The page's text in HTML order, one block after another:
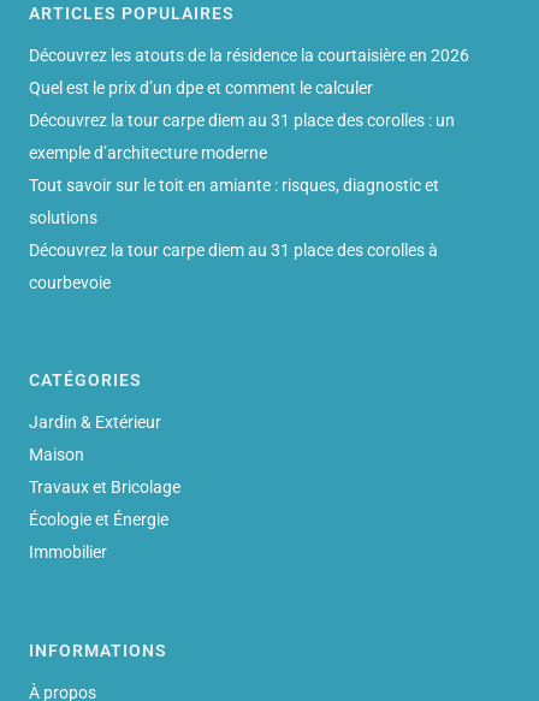
ARTICLES POPULAIRES
Découvrez les atouts de la résidence la courtaisière en 2026
Quel est le prix d’un dpe et comment le calculer
Découvrez la tour carpe diem au 31 place des corolles : un
exemple d’architecture moderne
Tout savoir sur le toit en amiante : risques, diagnostic et
solutions
Découvrez la tour carpe diem au 31 place des corolles à
courbevoie
CATÉGORIES
Jardin & Extérieur
Maison
Travaux et Bricolage
Écologie et Énergie
Immobilier
INFORMATIONS
À propos